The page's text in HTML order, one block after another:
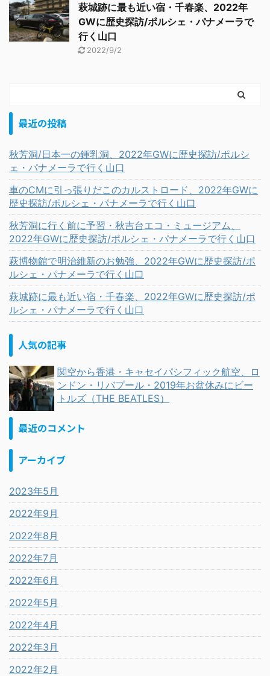
萩城跡に最も近い宿・千春楽、2022年
GWに歴史探訪/ポルシェ・パナメーラで
行く山口
2022/9/2
最近の投稿
秋芳洞/日本一の鍾乳洞、2022年GWに歴史探訪/ポルシ
ェ・パナメーラで行く山口
車のCMに引っ張りだこのカルストロード、2022年GWに
歴史探訪/ポルシェ・パナメーラで行く山口
秋芳洞に行く前に予習・秋吉台エコ・ミュージアム、
2022年GWに歴史探訪/ポルシェ・パナメーラで行く山口
萩博物館で明治維新のお勉強、2022年GWに歴史探訪/ポ
ルシェ・パナメーラで行く山口
萩城跡に最も近い宿・千春楽、2022年GWに歴史探訪/ポ
ルシェ・パナメーラで行く山口
人気の記事
関空から香港・キャセイパシフィック航空、ロ
ンドン・リバプール・2019年お盆休みにビー
トルズ（THE BEATLES）
最近のコメント
アーカイブ
2023年5月
2022年9月
2022年8月
2022年7月
2022年6月
2022年5月
2022年4月
2022年3月
2022年2月